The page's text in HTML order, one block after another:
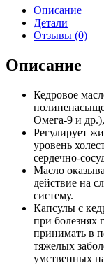
Описание
Детали
Отзывы (0)
Описание
Кедровое
Омега-9 и
Регулирует
уровень
сердечно-
Масло
действие на
систему.
Капсулы с
при болезнях
принимать в
тяжелых
умственных